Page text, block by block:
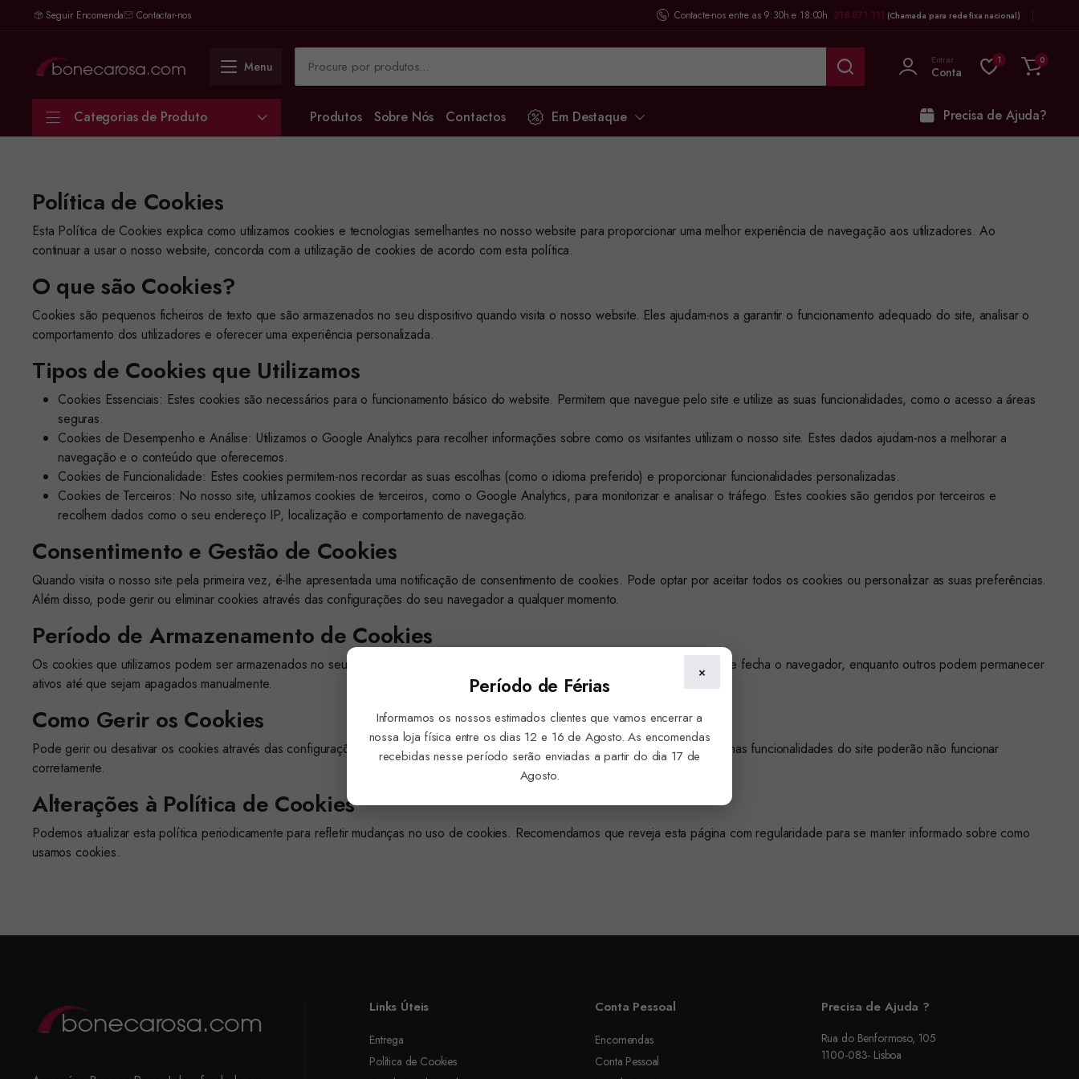
Seguir Encomenda Contactar-nos Contacte-nos entre as 9:30h e 18:00h 218 871 111 (Chamada para rede fixa nacional)
Menu Entrar
Conta
1 0
Categorias de Produto Produtos Sobre Nós Contactos Em Destaque Precisa de Ajuda?
Política de Cookies
Esta Política de Cookies explica como utilizamos cookies e tecnologias semelhantes no nosso website para proporcionar uma melhor experiência de navegação aos utilizadores. Ao
continuar a usar o nosso website, concorda com a utilização de cookies de acordo com esta política.
O que são Cookies?
Cookies são pequenos ficheiros de texto que são armazenados no seu dispositivo quando visita o nosso website. Eles ajudam-nos a garantir o funcionamento adequado do site, analisar o
comportamento dos utilizadores e oferecer uma experiência personalizada.
Tipos de Cookies que Utilizamos
Cookies Essenciais: Estes cookies são necessários para o funcionamento básico do website. Permitem que navegue pelo site e utilize as suas funcionalidades, como o acesso a áreas
seguras.
Cookies de Desempenho e Análise: Utilizamos o Google Analytics para recolher informações sobre como os visitantes utilizam o nosso site. Estes dados ajudam-nos a melhorar a
navegação e o conteúdo que oferecemos.
Cookies de Funcionalidade: Estes cookies permitem-nos recordar as suas escolhas (como o idioma preferido) e proporcionar funcionalidades personalizadas.
Cookies de Terceiros: No nosso site, utilizamos cookies de terceiros, como o Google Analytics, para monitorizar e analisar o tráfego. Estes cookies são geridos por terceiros e
recolhem dados como o seu endereço IP, localização e comportamento de navegação.
Consentimento e Gestão de Cookies
Quando visita o nosso site pela primeira vez, é-lhe apresentada uma notificação de consentimento de cookies. Pode optar por aceitar todos os cookies ou personalizar as suas preferências.
Além disso, pode gerir ou eliminar cookies através das configurações do seu navegador a qualquer momento.
Período de Armazenamento de Cookies
Os cookies que utilizamos podem ser armazenados no seu dispositivo por diferentes períodos de tempo. Alguns expiram assim que fecha o navegador, enquanto outros podem permanecer
ativos até que sejam apagados manualmente.
Como Gerir os Cookies
Pode gerir ou desativar os cookies através das configurações do seu navegador. Note que, ao bloquear cookies essenciais, algumas funcionalidades do site poderão não funcionar
corretamente.
Alterações à Política de Cookies
Podemos atualizar esta política periodicamente para refletir mudanças no uso de cookies. Recomendamos que reveja esta página com regularidade para se manter informado sobre como
usamos cookies.
Links Úteis
Entrega
Política de Cookies
Conta Pessoal
Encomendas
Conta Pessoal
Precisa de Ajuda ?
Rua do Benformoso, 105
1100-083- Lisboa
×
Período de Férias
Informamos os nossos estimados clientes que vamos encerrar a
nossa loja física entre os dias 12 e 16 de Agosto. As encomendas
recebidas nesse período serão enviadas a partir do dia 17 de
Agosto.